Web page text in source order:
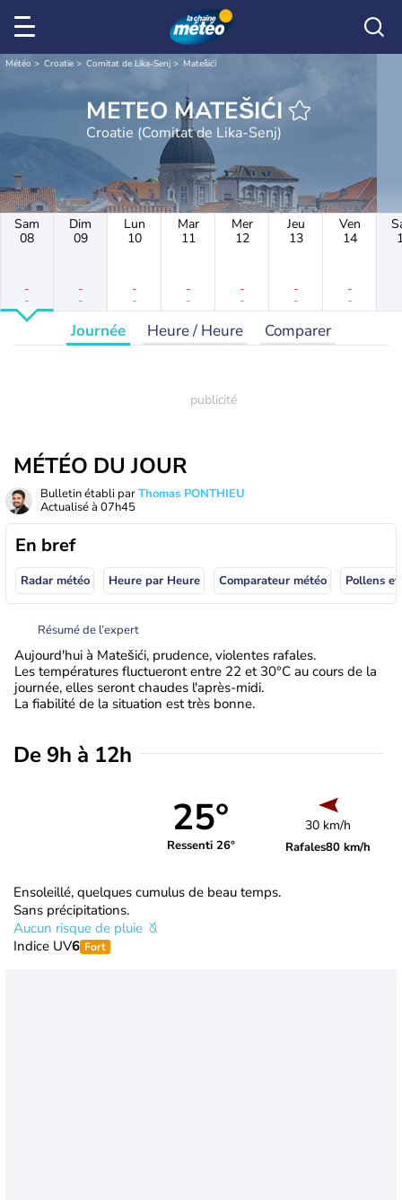
Météo Croatie Comitat de Lika-Senj Matešići
METEO MATEŠIĆI
Croatie (Comitat de Lika-Senj)
Sam
08
-
-
Dim
09
-
-
Lun
10
-
-
Mar
11
-
-
Mer
12
-
-
Jeu
13
-
-
Ven
14
-
-
Journée Heure / Heure Comparer
MÉTÉO DU JOUR
Bulletin établi parThomas PONTHIEU
Actualisé à 07h45
En bref
Radar météo Heure par Heure Comparateur météo Pollens
Résumé de l’expert
Aujourd'hui à Matešići, prudence, violentes rafales.
Les températures fluctueront entre 22 et 30°C au cours de la
journée, elles seront chaudes l'après-midi.
La fiabilité de la situation est très bonne.
De 9h à 12h
25°
Ressenti 26°
30 km/h
Rafales80 km/h
Ensoleillé, quelques cumulus de beau temps.
Sans précipitations.
Aucun risque de pluie
Indice UV6 Fort